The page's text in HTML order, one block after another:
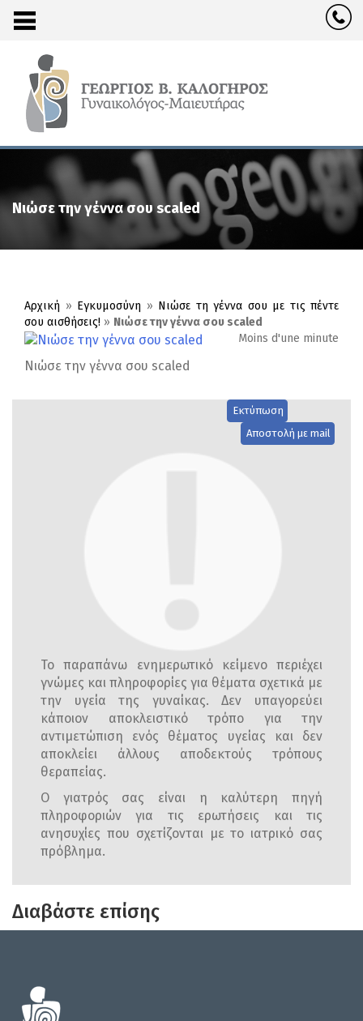
Νιώσε την γέννα σου scaled
Αρχική » Εγκυμοσύνη » Νιώσε τη γέννα σου με τις πέντε
σου αισθήσεις! » Νιώσε την γέννα σου scaled
Moins d'une minute
Νιώσε την γέννα σου scaled
Εκτύπωση
Αποστολή με mail
Το παραπάνω ενημερωτικό κείμενο περιέχει
γνώμες και πληροφορίες για θέματα σχετικά με
την υγεία της γυναίκας. Δεν υπαγορεύει
κάποιον αποκλειστικό τρόπο για την
αντιμετώπιση ενός θέματος υγείας και δεν
αποκλείει άλλους αποδεκτούς τρόπους
θεραπείας.
Ο γιατρός σας είναι η καλύτερη πηγή
πληροφοριών για τις ερωτήσεις και τις
ανησυχίες που σχετίζονται με το ιατρικό σας
πρόβλημα.
Διαβάστε επίσης